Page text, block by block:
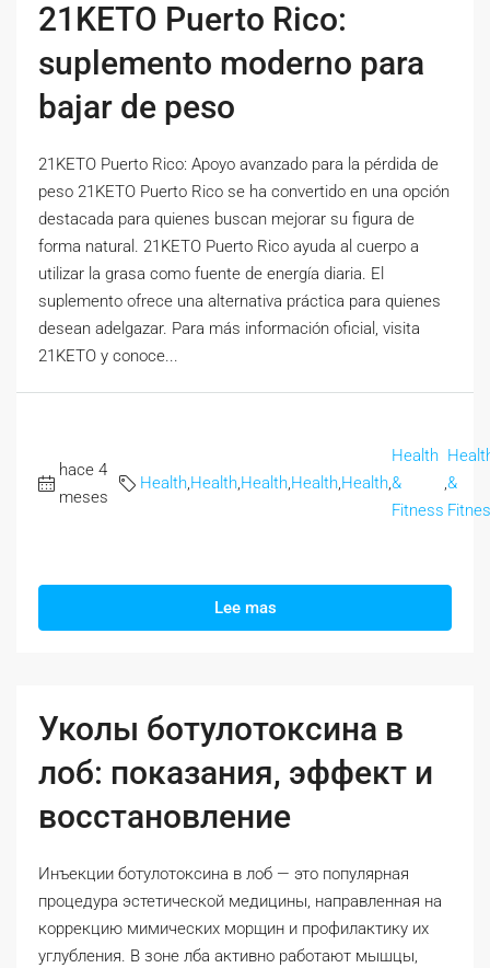
21KETO Puerto Rico:
suplemento moderno para
bajar de peso
21KETO Puerto Rico: Apoyo avanzado para la pérdida de
peso 21KETO Puerto Rico se ha convertido en una opción
destacada para quienes buscan mejorar su figura de
forma natural. 21KETO Puerto Rico ayuda al cuerpo a
utilizar la grasa como fuente de energía diaria. El
suplemento ofrece una alternativa práctica para quienes
desean adelgazar. Para más información oficial, visita
21KETO y conoce...
hace 4
meses
Health,Health,Health,Health,Health,
Health
&
Fitness
,&
Lee mas
Уколы ботулотоксина в
лоб: показания, эффект и
восстановление
Инъекции ботулотоксина в лоб — это популярная
процедура эстетической медицины, направленная на
коррекцию мимических морщин и профилактику их
углубления. В зоне лба активно работают мышцы,